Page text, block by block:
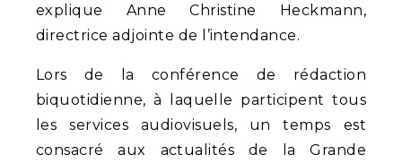
explique Anne Christine Heckmann,
directrice adjointe de l’intendance.
Lors de la conférence de rédaction
biquotidienne, à laquelle participent tous
les services audiovisuels, un temps est
consacré aux actualités de la Grande